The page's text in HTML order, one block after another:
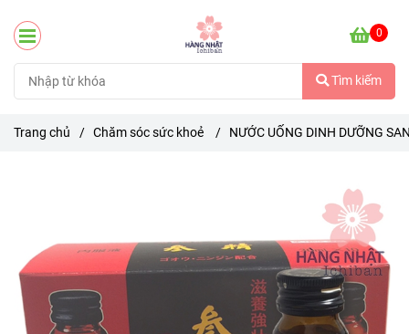
0
Tìm kiếm
Trang chủ / Chăm sóc sức khoẻ / NƯỚC UỐNG DINH DƯỠNG